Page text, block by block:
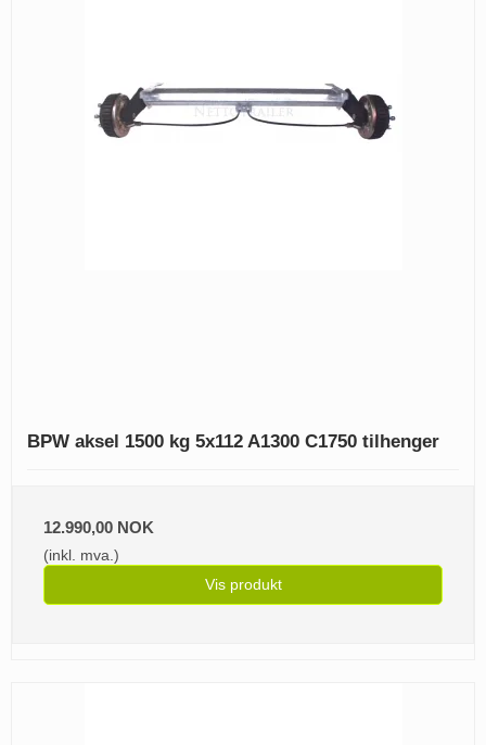
BPW aksel 1500 kg 5x112 A1300 C1750 tilhenger
12.990,00 NOK
(inkl. mva.)
Vis produkt